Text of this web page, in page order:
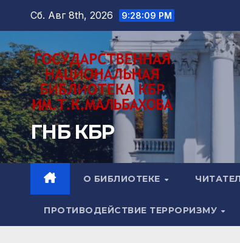
Перейти
содержимому
Сб. Авг 8th, 2026 9:28:10 PM
ГНБ КБР
О БИБЛИОТЕКЕ
ПРОТИВОДЕЙСТВИЕ ТЕРРОРИЗМУ